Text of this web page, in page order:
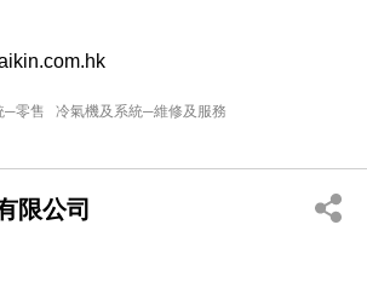
─零售
冷氣機及系統─維修及服務
限公司